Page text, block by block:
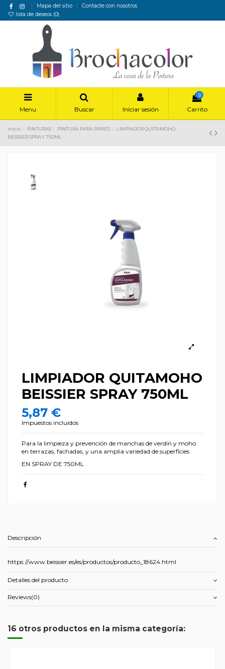
Mapa del sitio
Contacte con nosotros
lista de deseos (0)
Menu Buscar Iniciar sesión
0
Carrito
Inicio PINTURAS PINTURA PARA PARED
LIMPIADOR QUITAMOHO
BEISSIER SPRAY 750ML
LIMPIADOR QUITAMOHO
BEISSIER SPRAY 750ML
5,87 €
Impuestos incluidos
Para la limpieza y prevención de manchas de verdín y moho
en terrazas, fachadas, y una amplia variedad de superficies
EN SPRAY DE 750ML
Descripción
https://www.beissier.es/es/productos/producto_18624.html
Detalles del producto
Reviews(0)
16 otros productos en la misma categoría: